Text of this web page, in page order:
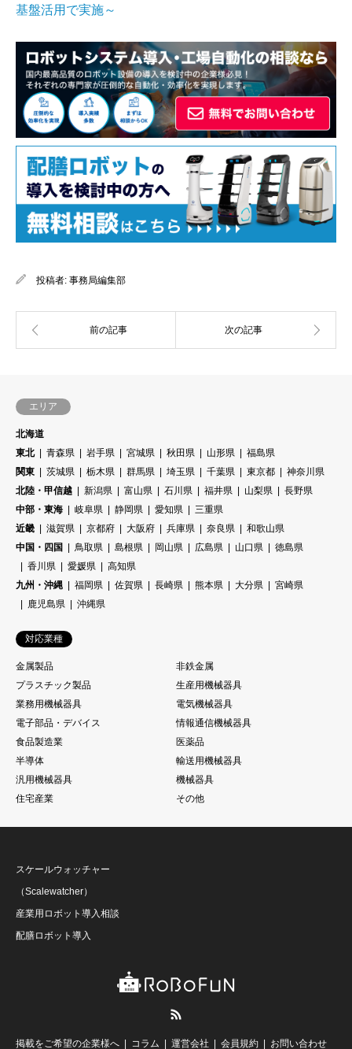
基盤活用で実施～
投稿者: 事務局編集部
エリア
北海道
東北
青森県 岩手県 宮城県 秋田県 山形県
福島県
関東
茨城県 栃木県 群馬県 埼玉県 千葉県 東京都
神奈川県
北陸・甲信越
新潟県 富山県 石川県 福井県 山梨県
長野県
中部・東海
岐阜県 静岡県 愛知県
三重県
近畿
滋賀県 京都府 大阪府 兵庫県 奈良県
和歌山県
中国・四国
鳥取県 島根県 岡山県 広島県 山口県
徳島県
香川県
愛媛県
高知県
九州・沖縄
福岡県 佐賀県 長崎県 熊本県 大分県
宮崎県
鹿児島県
沖縄県
対応業種
金属製品
非鉄金属
プラスチック製品
生産用機械器具
業務用機械器具
電気機械器具
電子部品・デバイス
情報通信機械器具
食品製造業
医薬品
半導体
輸送用機械器具
汎用機械器具
機械器具
住宅産業
その他
スケールウォッチャー
（Scalewatcher）
産業用ロボット導入相談
配膳ロボット導入
掲載をご希望の企業様へ コラム 運営会社 会員規約 お問い合わせ